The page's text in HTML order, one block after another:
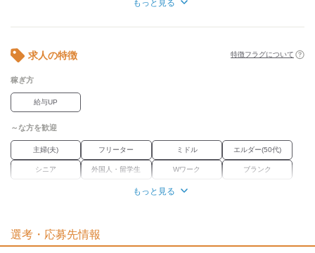
⇒ご飯・サイドメニュー100円～
もっと見る
求人の特徴 特徴フラグについて
稼ぎ方
給与UP
～な方を歓迎
主婦(夫) フリーター ミドル エルダー(50代)
シニア 外国人・留学生 Wワーク ブランク
魅力的な待遇
もっと見る
選考・応募先情報